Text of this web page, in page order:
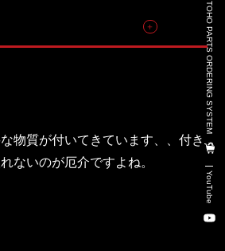
ンサルティング事業
TOHO PARTS ORDERING SYSTEM
YouTube
その他
物質が付いてきています、、付き
ないのが厄介ですよね。